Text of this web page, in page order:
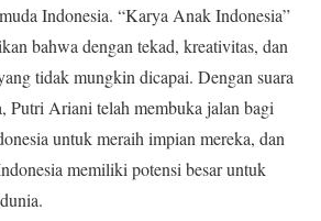
Indonesia. “Karya Anak Indonesia”
bahwa dengan tekad, kreativitas, dan
tidak mungkin dicapai. Dengan suara
Putri Ariani telah membuka jalan bagi
untuk meraih impian mereka, dan
memiliki potensi besar untuk